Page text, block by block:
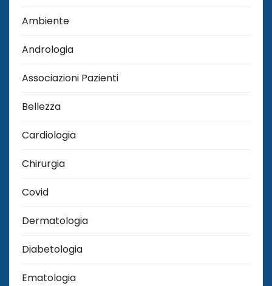
Ambiente
Andrologia
Associazioni Pazienti
Bellezza
Cardiologia
Chirurgia
Covid
Dermatologia
Diabetologia
Ematologia